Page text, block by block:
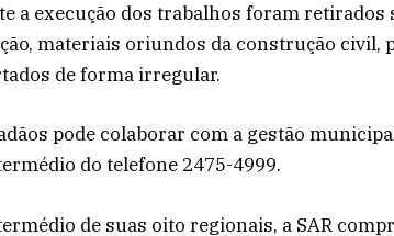
a execução dos trabalhos foram retirados
materiais oriundos da construção civil,
de forma irregular.
pode colaborar com a gestão
do telefone 2475-4999.
de suas oito regionais, a SAR